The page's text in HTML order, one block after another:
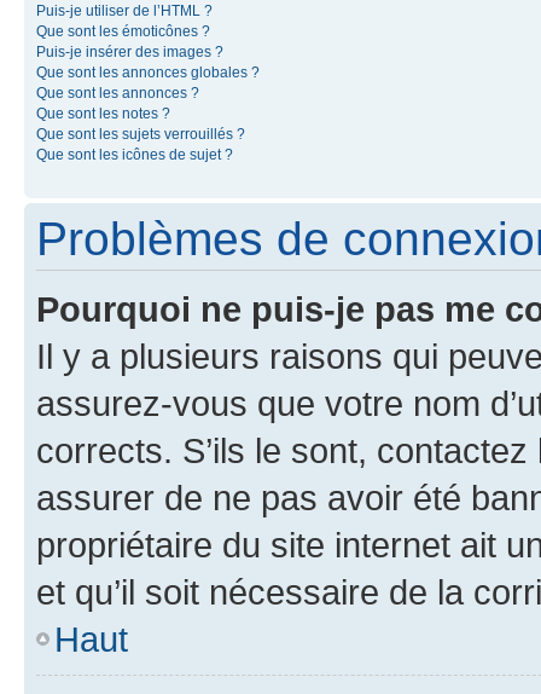
Puis-je utiliser de l’HTML ?
Que sont les émoticônes ?
Puis-je insérer des images ?
Que sont les annonces globales ?
Que sont les annonces ?
Que sont les notes ?
Que sont les sujets verrouillés ?
Que sont les icônes de sujet ?
Problèmes de
Pourquoi ne puis-je pas me
Il y a plusieurs raisons qui
assurez-vous que votre nom
corrects. S’ils le sont,
assurer de ne pas avoir été
propriétaire du site internet ait
et qu’il soit nécessaire de la
Haut